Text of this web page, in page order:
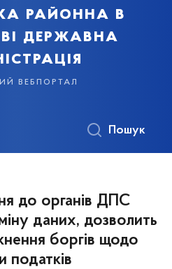
районна в
державна
вебпортал
Пошук
до органів ДПС
даних, дозволить
боргів щодо
податків